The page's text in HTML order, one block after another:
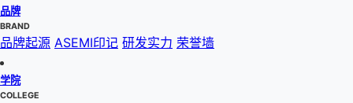
品牌
BRAND
品牌起源 ASEMI印记 研发实力 荣誉墙
学院
COLLEGE